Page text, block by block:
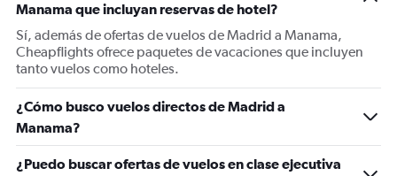
Manama que incluyan reservas de hotel?
Sí, además de ofertas de vuelos de Madrid a Manama,
Cheapflights ofrece paquetes de vacaciones que incluyen
tanto vuelos como hoteles.
¿Cómo busco vuelos directos de Madrid a
Manama?
¿Puedo buscar ofertas de vuelos en clase ejecutiva